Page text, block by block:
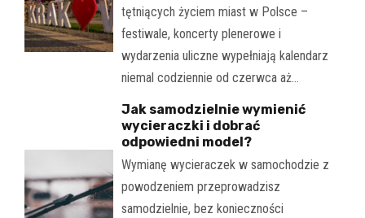
tętniących życiem miast w Polsce –
festiwale, koncerty plenerowe i
wydarzenia uliczne wypełniają kalendarz
niemal codziennie od czerwca aż…
Jak samodzielnie wymienić
wycieraczki i dobrać
odpowiedni model?
Wymianę wycieraczek w samochodzie z
powodzeniem przeprowadzisz
samodzielnie, bez konieczności